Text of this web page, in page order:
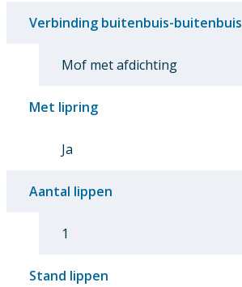
Verbinding buitenbuis-buitenbuis
Mof met afdichting
Met lipring
Ja
Aantal lippen
1
Stand lippen